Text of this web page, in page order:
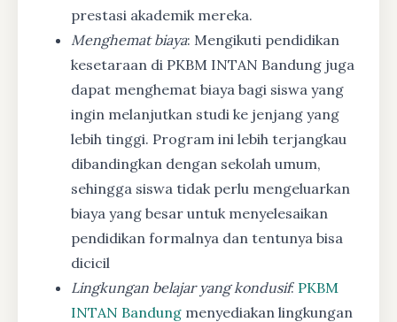
prestasi akademik mereka.
Menghemat biaya: Mengikuti pendidikan
kesetaraan di PKBM INTAN Bandung juga
dapat menghemat biaya bagi siswa yang
ingin melanjutkan studi ke jenjang yang
lebih tinggi. Program ini lebih terjangkau
dibandingkan dengan sekolah umum,
sehingga siswa tidak perlu mengeluarkan
biaya yang besar untuk menyelesaikan
pendidikan formalnya dan tentunya bisa
dicicil
Lingkungan belajar yang kondusif: PKBM
INTAN Bandung menyediakan lingkungan